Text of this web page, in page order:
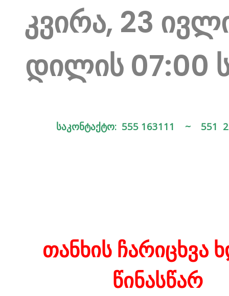
კვირა, 23
დილის 07:00
საკონტაქტო: 555 163111 ~ 551
თანხის ჩარიცხვა
წინასწარ